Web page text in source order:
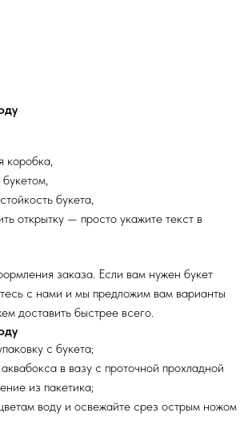
коробка,
букета,
открытку — просто укажите текст в
заказа. Если вам нужен букет
с нами и мы предложим вам варианты
доставить быстрее всего.
с букета;
в вазу с проточной прохладной
из пакетика;
воду и освежайте срез острым ножом